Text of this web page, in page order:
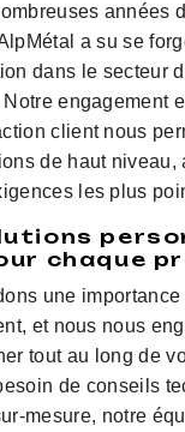
années
a su se
dans le secteur
engagement
client nous
de haut niveau,
les plus
chaque
une
et nous nous
tout au long de
de conseils
mesure, notre